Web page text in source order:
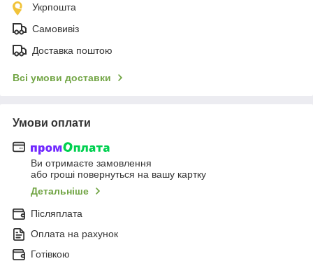
Укрпошта
Самовивіз
Доставка поштою
Всі умови доставки
Умови оплати
Ви отримаєте замовлення
або гроші повернуться на вашу картку
Детальніше
Післяплата
Оплата на рахунок
Готівкою